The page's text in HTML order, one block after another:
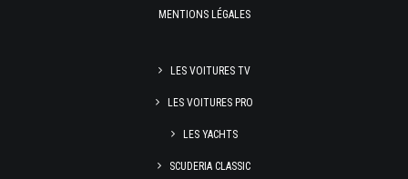
MENTIONS LÉGALES
LES VOITURES TV
LES VOITURES PRO
LES YACHTS
SCUDERIA CLASSIC